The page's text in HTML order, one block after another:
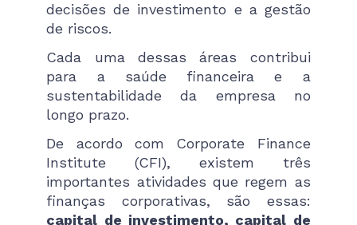
decisões de investimento e a gestão
de riscos.
Cada uma dessas áreas contribui
para a saúde financeira e a
sustentabilidade da empresa no
longo prazo.
De acordo com Corporate Finance
Institute (CFI), existem três
importantes atividades que regem as
finanças corporativas, são essas:
capital de investimento, capital de